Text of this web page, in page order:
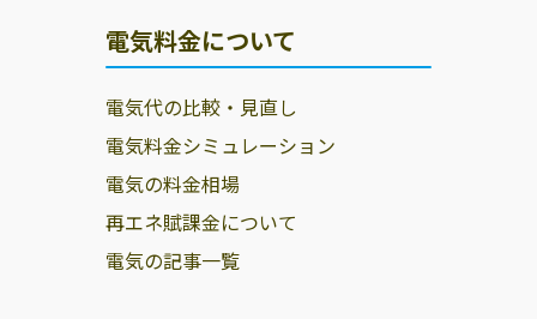
電気料金について
電気代の比較・見直し
電気料金シミュレーション
電気の料金相場
再エネ賦課金について
電気の記事一覧